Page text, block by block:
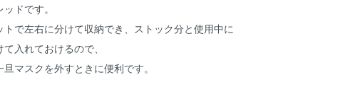
ドです。
トで左右に分けて収納でき、ストック分と使用中に
入れておけるので、
マスクを外すときに便利です。